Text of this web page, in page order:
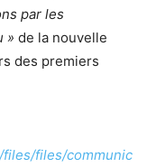
par les
» de la nouvelle
des premiers
files/communic